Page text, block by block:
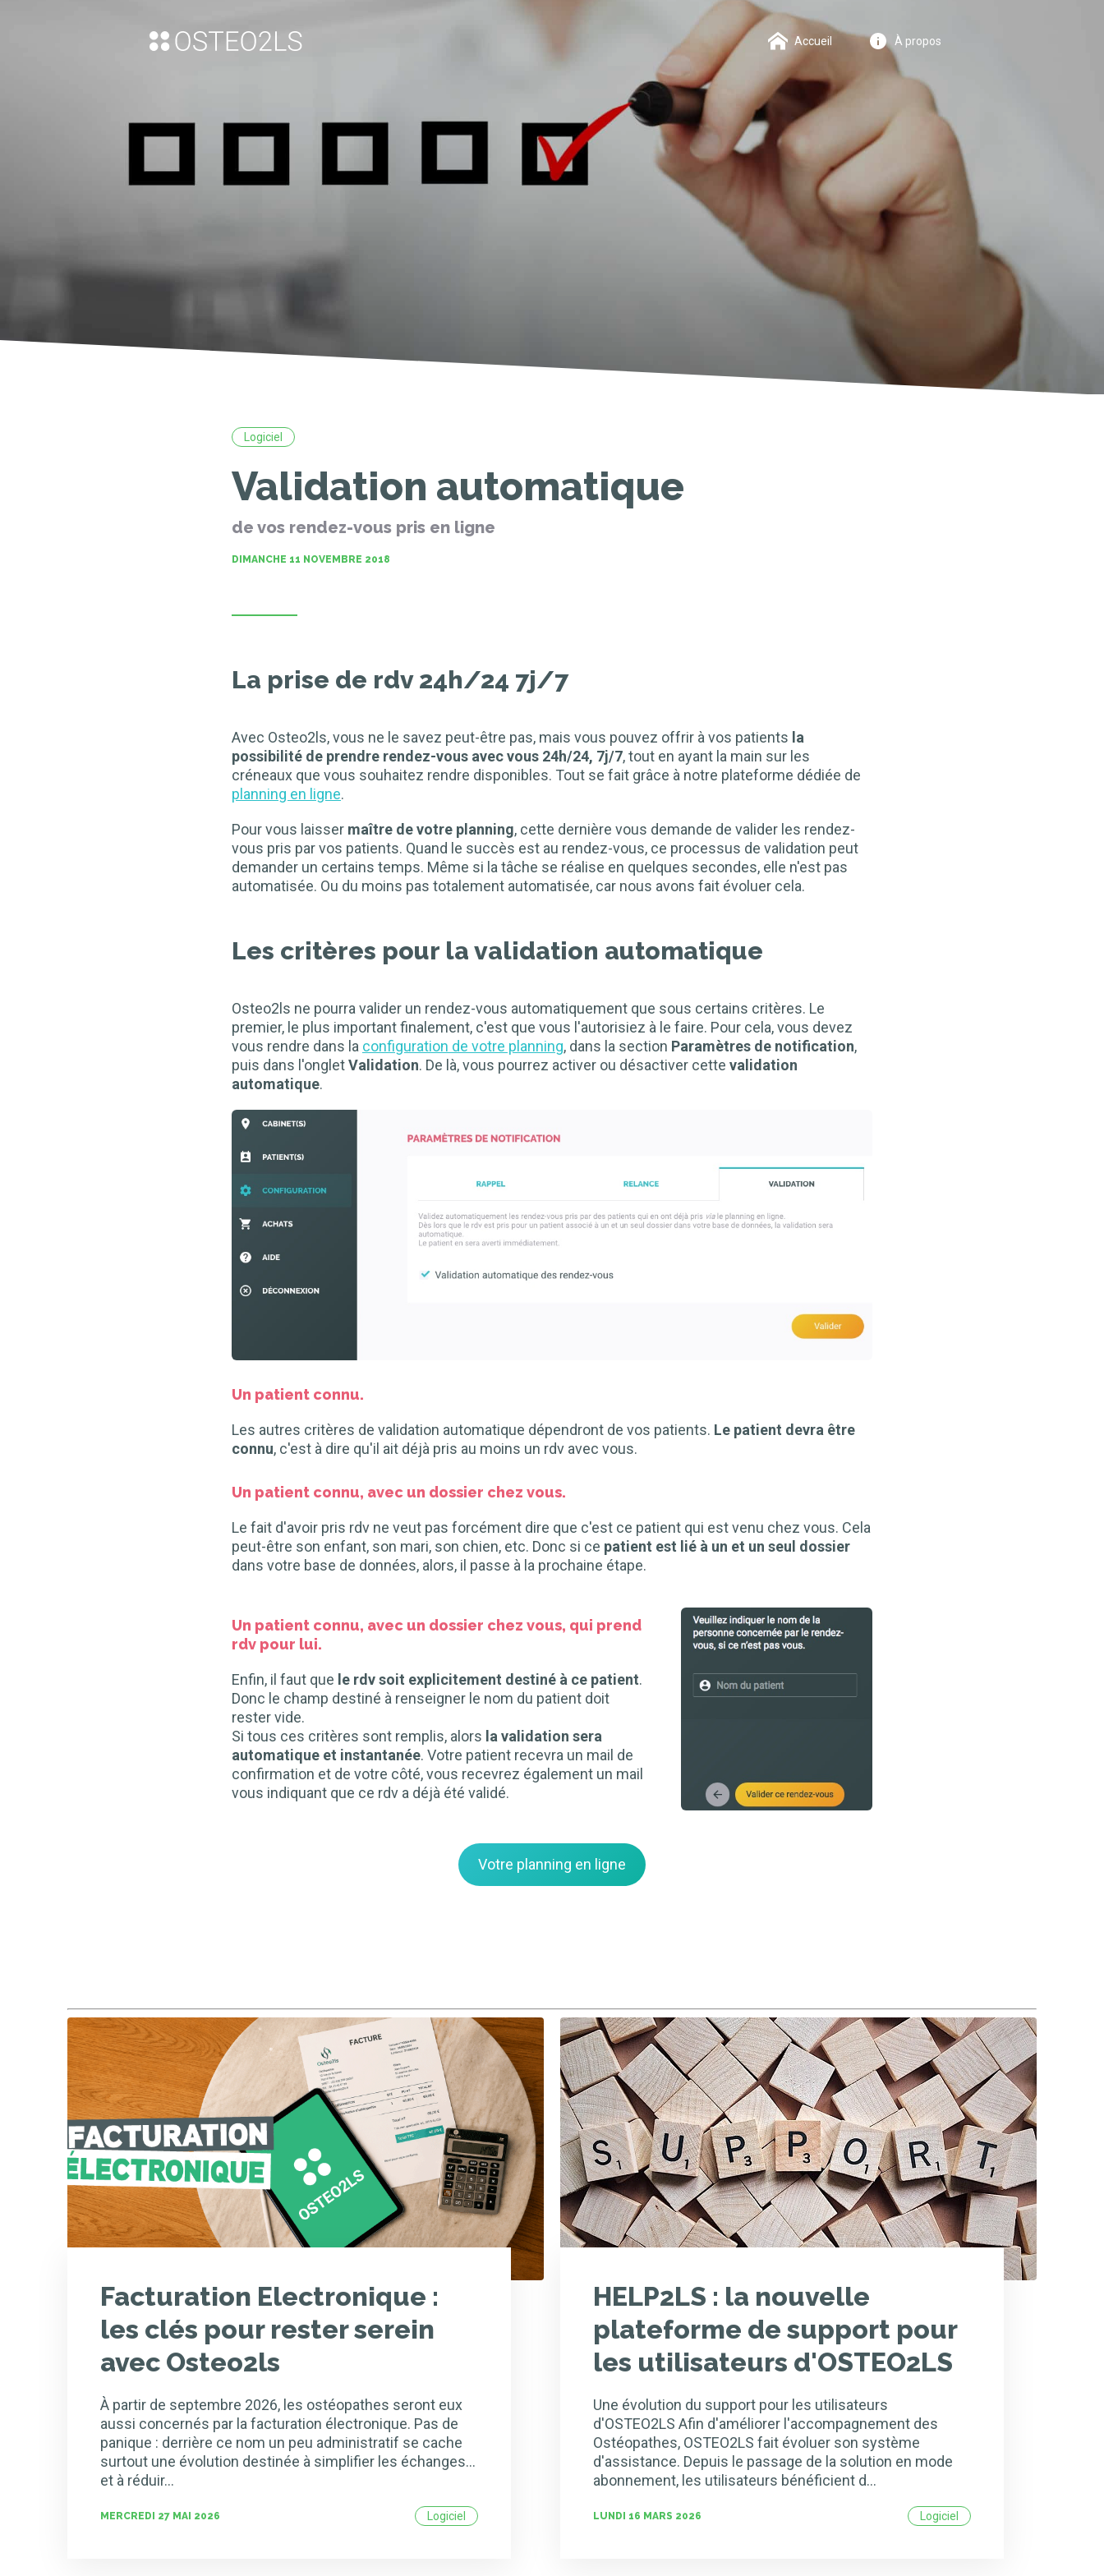
Accueil À propos
Logiciel
Validation automatique
de vos rendez-vous pris en ligne
DIMANCHE 11 NOVEMBRE 2018
La prise de rdv 24h/24 7j/7
Avec Osteo2ls, vous ne le savez peut-être pas, mais vous pouvez offrir à vos patients la
possibilité de prendre rendez-vous avec vous 24h/24, 7j/7, tout en ayant la main sur les
créneaux que vous souhaitez rendre disponibles. Tout se fait grâce à notre plateforme dédiée de
planning en ligne.
Pour vous laisser maître de votre planning, cette dernière vous demande de valider les rendez-
vous pris par vos patients. Quand le succès est au rendez-vous, ce processus de validation peut
demander un certains temps. Même si la tâche se réalise en quelques secondes, elle n'est pas
automatisée. Ou du moins pas totalement automatisée, car nous avons fait évoluer cela.
Les critères pour la validation automatique
Osteo2ls ne pourra valider un rendez-vous automatiquement que sous certains critères. Le
premier, le plus important finalement, c'est que vous l'autorisiez à le faire. Pour cela, vous devez
vous rendre dans la configuration de votre planning, dans la section Paramètres de notification,
puis dans l'ongletValidation. De là, vous pourrez activer ou désactiver cette validation
automatique.
Un patient connu.
Les autres critères de validation automatique dépendront de vos patients. Le patient devra être
connu, c'est à dire qu'il ait déjà pris au moins un rdv avec vous.
Un patient connu, avec un dossier chez vous.
Le fait d'avoir pris rdv ne veut pas forcément dire que c'est ce patient qui est venu chez vous. Cela
peut-être son enfant, son mari, son chien, etc. Donc si ce patient est lié à un et un seul dossier
dans votre base de données, alors, il passe à la prochaine étape.
Un patient connu, avec un dossier chez vous, qui prend
rdv pour lui.
Enfin, il faut que le rdv soit explicitement destiné à ce patient.
Donc le champ destiné à renseigner le nom du patient doit
rester vide.
Si tous ces critères sont remplis, alors la validation sera
automatique et instantanée. Votre patient recevra un mail de
confirmation et de votre côté, vous recevrez également un mail
vous indiquant que ce rdv a déjà été validé.
Votre planning en ligne
Facturation Electronique :
les clés pour rester serein
avec Osteo2ls
À partir de septembre 2026, les ostéopathes seront eux
aussi concernés par la facturation électronique. Pas de
panique : derrière ce nom un peu administratif se cache
surtout une évolution destinée à simplifier les échanges...
et à réduir…
MERCREDI 27 MAI 2026 Logiciel
HELP2LS : la nouvelle
plateforme de support pour
les utilisateurs d'OSTEO2LS
Une évolution du support pour les utilisateurs
d'OSTEO2LS Afin d'améliorer l'accompagnement des
Ostéopathes, OSTEO2LS fait évoluer son système
d'assistance. Depuis le passage de la solution en mode
abonnement, les utilisateurs bénéficient d…
LUNDI 16 MARS 2026 Logiciel